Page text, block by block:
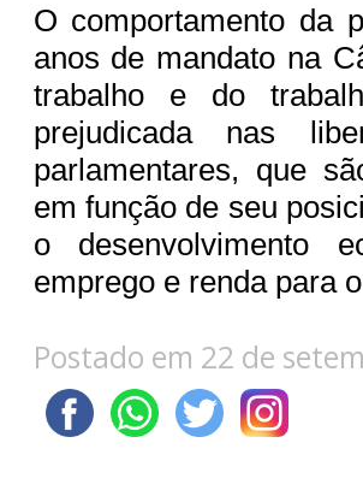
O comportamento da
anos de mandato na
trabalho e do
prejudicada nas
parlamentares, que
em função de seu
o desenvolvimento
emprego e renda para
Postado em 22 de